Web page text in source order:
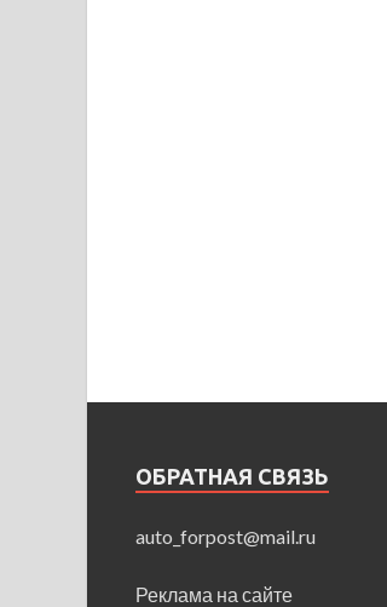
ОБРАТНАЯ СВЯЗЬ
auto_forpost@mail.ru
Реклама на сайте